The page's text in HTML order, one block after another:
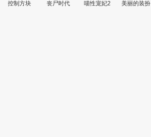
控制方块 丧尸时代 喵性宠妃2 美丽的装扮